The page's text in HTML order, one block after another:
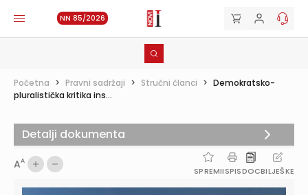
NN 85/2026
Početna > Pravni sadržaji > Stručni članci > Demokratsko-
pluralistička kritika ins...
AA
SPREMIISPISDOCBILJEŠKE
Detalji dokumenta